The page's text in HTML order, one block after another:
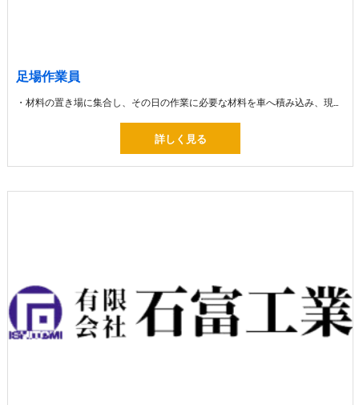
足場作業員
・材料の置き場に集合し、その日の作業に必要な材料を車へ積み込み、現場へ出発します。 ・材料を車から下ろして組み立ての作業 ・組み立てた足場を片付ける解体の作業
詳しく見る